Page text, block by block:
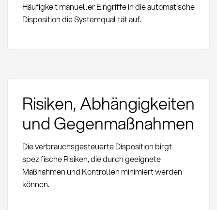
Häufigkeit manueller Eingriffe in die automatische
Disposition die Systemqualität auf.
Risiken, Abhängigkeiten
und Gegenmaßnahmen
Die verbrauchsgesteuerte Disposition birgt
spezifische Risiken, die durch geeignete
Maßnahmen und Kontrollen minimiert werden
können.